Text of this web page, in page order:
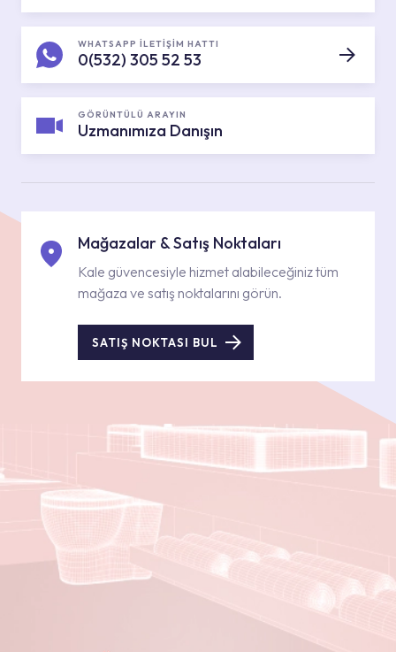
WHATSAPP İLETİŞİM HATTI
0(532) 305 52 53
GÖRÜNTÜLÜ ARAYIN
Uzmanımıza Danışın
Mağazalar & Satış Noktaları
Kale güvencesiyle hizmet alabileceğiniz tüm
mağaza ve satış noktalarını görün.
SATIŞ NOKTASI BUL